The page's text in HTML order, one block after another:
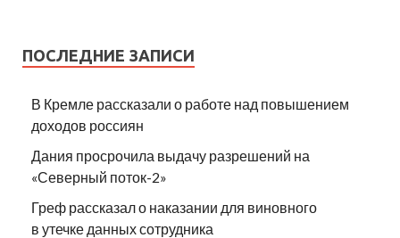
ПОСЛЕДНИЕ ЗАПИСИ
В Кремле рассказали о работе над повышением
доходов россиян
Дания просрочила выдачу разрешений на
«Северный поток-2»
Греф рассказал о наказании для виновного
в утечке данных сотрудника